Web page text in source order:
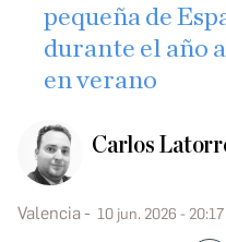
pequeña de
durante el año
en verano
Carlos
Valencia 10 jun. 2026 - 20:17